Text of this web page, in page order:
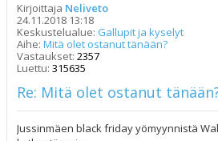
Kirjoittaja Neliveto
24.11.2018 13:18
Keskustelualue: Gallupit ja kyselyt
Aihe: Mitä olet ostanut tänään?
Vastaukset: 2357
Luettu: 315635
Re: Mitä olet ostanut
Jussinmäen black friday yömyynnistä